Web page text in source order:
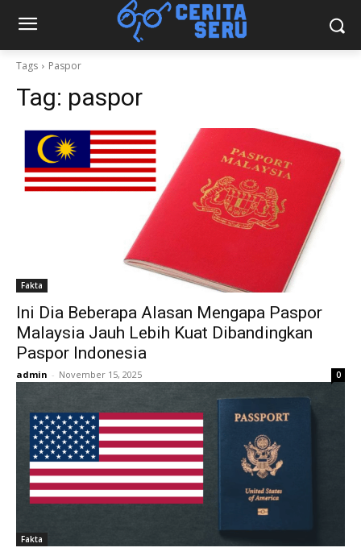
Tags Paspor
Tag: paspor
Fakta
Ini Dia Beberapa Alasan Mengapa Paspor
Malaysia Jauh Lebih Kuat Dibandingkan
Paspor Indonesia
admin - November 15, 2025 0
Fakta